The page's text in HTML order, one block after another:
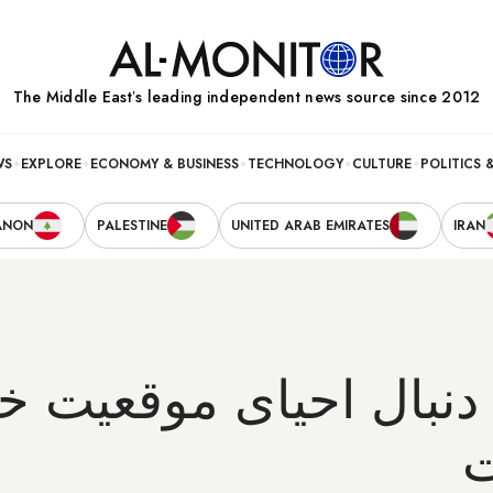
The Middle Eastʼs leading independent news source since 2012
POLITICS
CULTURE
TECHNOLOGY
ECONOMY & BUSINESS
EXPLORE
IRAN
UNITED ARAB EMIRATES
PALESTINE
احیای موقعیت